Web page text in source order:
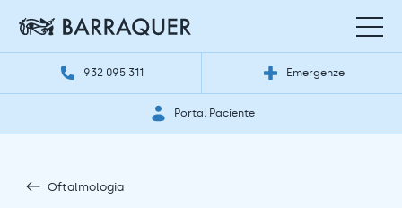
932 095 311 Emergenze
Portal Paciente
Oftalmologia